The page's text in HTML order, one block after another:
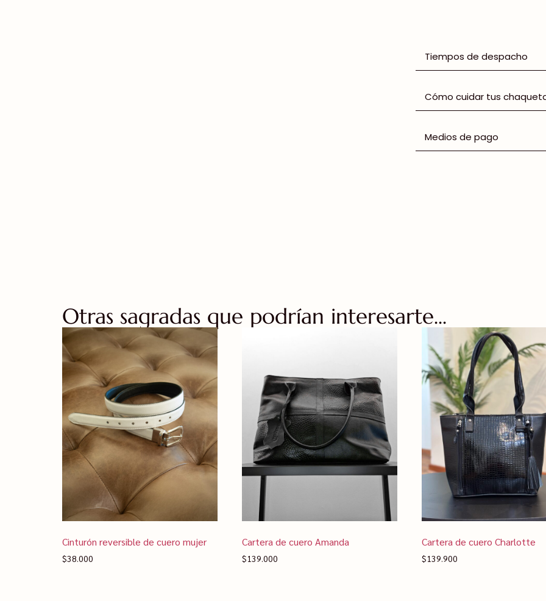
Tiempos de despacho
Cómo cuidar tus
Medios de pago
Otras sagradas que podrían interesarte...
Cinturón reversible de cuero mujer
$38.000
Cartera de cuero Amanda
$139.000
Cartera de cuero Charlotte
$139.900